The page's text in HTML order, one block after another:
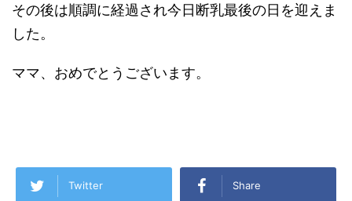
その後は順調に経過され今日断乳最後の日を迎えま
した。
ママ、おめでとうございます。
Twitter Share